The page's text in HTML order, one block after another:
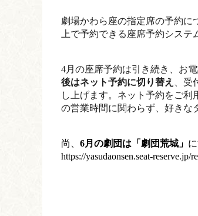
劇場かわら座の指定席の予約に
上で予約できる座席予約システ
4月の座席予約は引き続き、お
後はネット予約に切り替え
、
し上げます。ネット予約をご
の営業時間に関わらず、好きな
尚、 6月の劇団は「劇団荒城」
https://yasudaonsen.seat-